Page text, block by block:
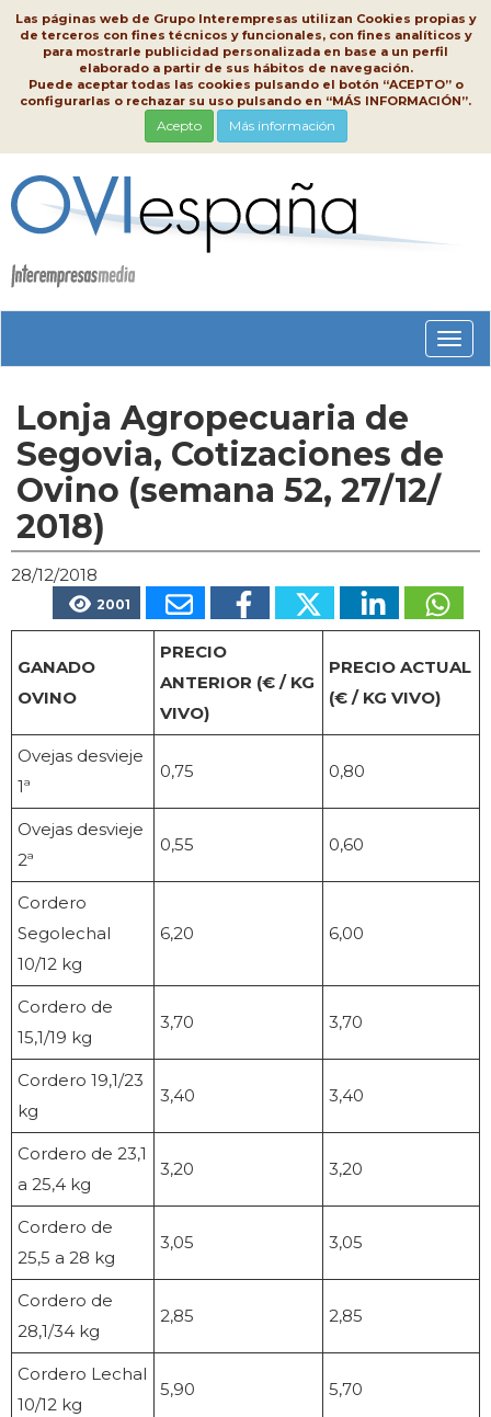
Las páginas web de Grupo Interempresas utilizan Cookies propias y
de terceros con fines técnicos y funcionales, con fines analíticos y
para mostrarle publicidad personalizada en base a un perfil
elaborado a partir de sus hábitos de navegación.
Puede aceptar todas las cookies pulsando el botón “ACEPTO” o
configurarlas o rechazar su uso pulsando en “MÁS INFORMACIÓN”.
Acepto Más información
Lonja Agropecuaria de
Segovia, Cotizaciones de
Ovino (semana 52, 27/12/
2018)
28/12/2018
2001
GANADO
OVINO
PRECIO
ANTERIOR (€ / KG
VIVO)
PRECIO ACTUAL
(€ / KG VIVO)
Ovejas desvieje
1ª
0,75 0,80
Ovejas desvieje
2ª
0,55 0,60
Cordero
Segolechal
10/12 kg
6,20 6,00
Cordero de
15,1/19 kg
3,70 3,70
Cordero 19,1/23
kg
3,40 3,40
Cordero de 23,1
a 25,4 kg
3,20 3,20
Cordero de
25,5 a 28 kg
3,05 3,05
Cordero de
28,1/34 kg
2,85 2,85
Cordero Lechal
10/12 kg
5,90 5,70